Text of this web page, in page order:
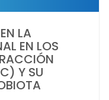
LA
EN LOS
Y SU